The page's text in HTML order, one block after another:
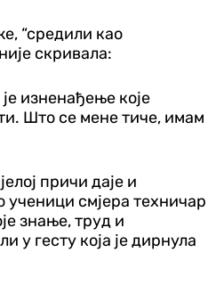
“средили као
скривала:
изненађење које
Што се мене тиче, имам
причи даје и
смјера техничар
знање, труд и
у гесту која је дирнула